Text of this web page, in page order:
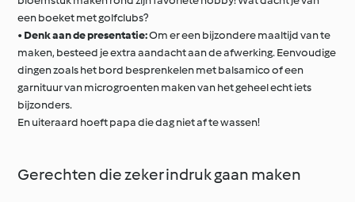
een boeket met golfclubs?
• Denk aan de presentatie:Om er een bijzondere maaltijd van te
maken, besteed je extra aandacht aan de afwerking. Eenvoudige
dingen zoals het bord besprenkelen met balsamico of een
garnituur van microgroenten maken van het geheel echt iets
bijzonders.
En uiteraard hoeft papa die dag niet af te wassen!
Gerechten die zeker indruk gaan maken